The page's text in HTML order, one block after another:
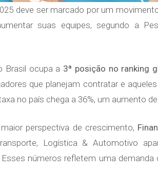
deve ser marcado por um
suas equipes, segundo a
Brasil ocupa a 3ª posição no ranking
que planejam contratar e
no país chega a 36%, um aumento
perspectiva de crescimento,
Logística & Automotivo
números refletem uma